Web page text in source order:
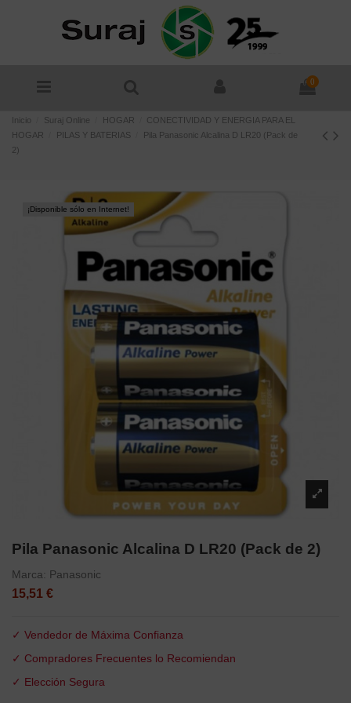
0
Inicio Suraj Online HOGAR
CONECTIVIDAD Y ENERGIA PARA EL
HOGAR
PILAS Y BATERIAS
Pila Panasonic Alcalina D LR20 (Pack de
2)
¡Disponible sólo en Internet!
Pila Panasonic Alcalina D LR20 (Pack de 2)
Marca: Panasonic
15,51 €
✓ Vendedor de Máxima Confianza
✓ Compradores Frecuentes lo Recomiendan
✓ Elección Segura